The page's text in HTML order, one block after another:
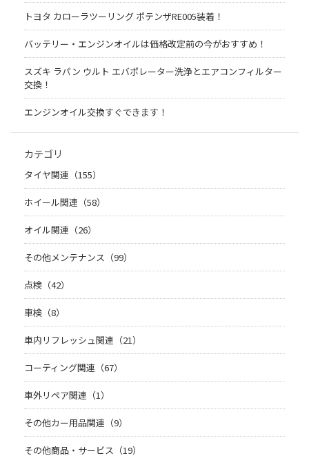
トヨタ カローラツーリング ポテンザRE005装着！
バッテリー・エンジンオイルは価格改定前の今がおすすめ！
スズキ ラパン ウルト エバポレーター洗浄とエアコンフィルター
交換！
エンジンオイル交換すぐできます！
カテゴリ
タイヤ関連（155）
ホイール関連（58）
オイル関連（26）
その他メンテナンス（99）
点検（42）
車検（8）
車内リフレッシュ関連（21）
コーティング関連（67）
車外リペア関連（1）
その他カー用品関連（9）
その他商品・サービス（19）